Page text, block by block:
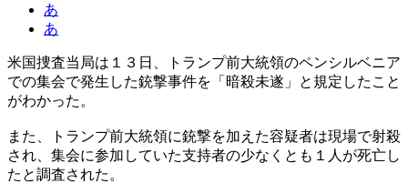
あ
あ
米国捜査当局は１３日、トランプ前大統領のペンシルベニア
での集会で発生した銃撃事件を「暗殺未遂」と規定したこと
がわかった。
また、トランプ前大統領に銃撃を加えた容疑者は現場で射殺
され、集会に参加していた支持者の少なくとも１人が死亡し
たと調査された。